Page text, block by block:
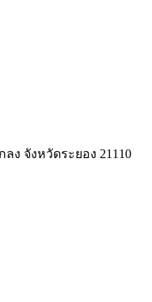
ง จังหวัดระยอง 21110